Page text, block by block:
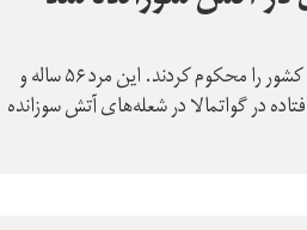
رییس‌جمهوری گواتمالا و سازمان‌های حقوق بشری قتل رهبر یک قبیله‌‌ بومی مایا در این کشور را محکوم کردند. این مرد ۵۶ ساله و
در گواتمالا در شعله‌های آتش سوزانده